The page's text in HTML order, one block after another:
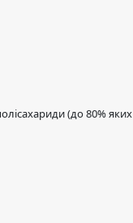
(до 80% яких